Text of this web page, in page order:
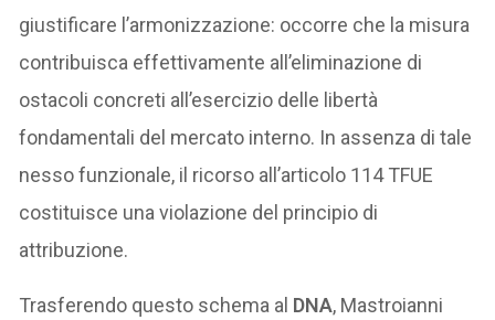
giustificare l’armonizzazione: occorre che la misura
contribuisca effettivamente all’eliminazione di
ostacoli concreti all’esercizio delle libertà
fondamentali del mercato interno. In assenza di tale
nesso funzionale, il ricorso all’articolo 114 TFUE
costituisce una violazione del principio di
attribuzione.
Trasferendo questo schema al DNA, Mastroianni